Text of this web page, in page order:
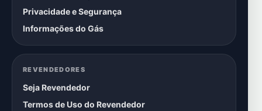
Privacidade e Segurança
Informações do Gás
REVENDEDORES
Seja Revendedor
Termos de Uso do Revendedor